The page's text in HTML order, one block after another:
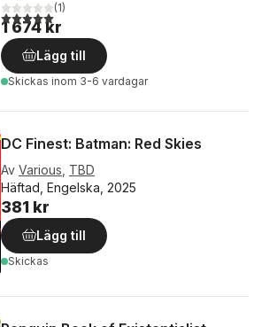
5,0utav 5 stjärnor. Totalt antal röster:
(1)
1 674 kr
Lägg till
Skickas inom 3-6 vardagar
DC Finest: Batman: Red Skies
Av Various TBD
Häftad, Engelska, 2025
381 kr
Lägg till
Skickas